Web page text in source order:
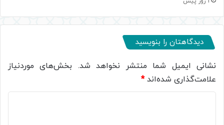
دیدگاهتان را بنویسید
نشانی ایمیل شما منتشر نخواهد شد. بخش‌های موردنیاز
علامت‌گذاری شده‌اند*